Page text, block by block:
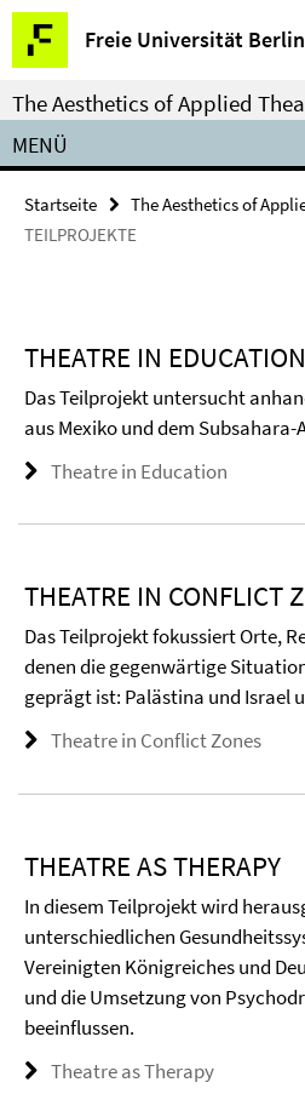
Springe
direkt
zu
Inhalt
Freie Universität Berlin
Service-
Navigation
The Aesthetics of Applied
MENÜ
Startseite
The Aesthetics of
TEILPROJEKTE
THEATRE IN EDUCATION
Das Teilprojekt untersucht
aus Mexiko und dem Subsahara-
Theatre in Education
THEATRE IN CONFLICT
Das Teilprojekt fokussiert Orte,
denen die gegenwärtige
geprägt ist: Palästina und Israel
Theatre in Conflict Zones
THEATRE AS THERAPY
In diesem Teilprojekt wird
unterschiedlichen
Vereinigten Königreiches und
und die Umsetzung von
beeinflussen.
Theatre as Therapy